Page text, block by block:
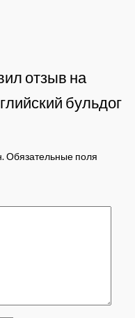
отзыв на
бульдог
Обязательные поля